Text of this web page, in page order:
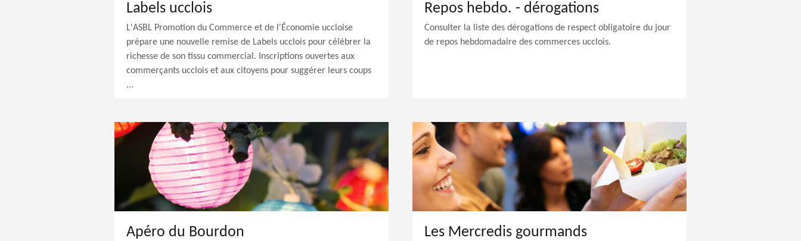
Labels ucclois
L'ASBL Promotion du Commerce et de l'Économie uccloise
prépare une nouvelle remise de Labels ucclois pour célébrer la
richesse de son tissu commercial. Inscriptions ouvertes aux
commerçants ucclois et aux citoyens pour suggérer leurs coups
...
Repos hebdo. - dérogations
Consulter la liste des dérogations de respect obligatoire du jour
de repos hebdomadaire des commerces ucclois.
Apéro du Bourdon Les Mercredis gourmands